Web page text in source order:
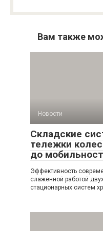
Вам также
Новости
Складские
тележки
до
Эффективность
слаженной работой
стационарных систем